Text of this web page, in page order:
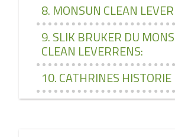
8. MONSUN CLEAN
9. SLIK BRUKER DU
CLEAN LEVERRENS:
10. CATHRINES HISTORIE